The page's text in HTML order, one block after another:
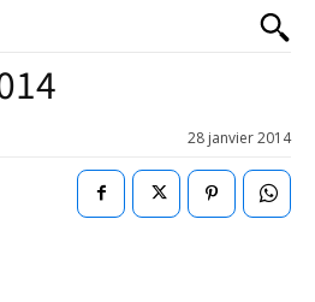
28 janvier 2014